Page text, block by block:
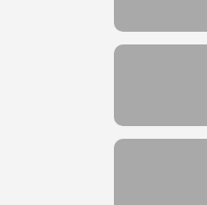
3.1. Lス
月に応
日」とい
しない
るもの
3.2. 前
イ